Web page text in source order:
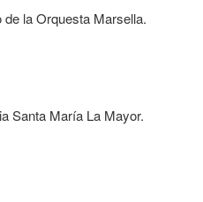
la Orquesta Marsella.
Santa María La Mayor.